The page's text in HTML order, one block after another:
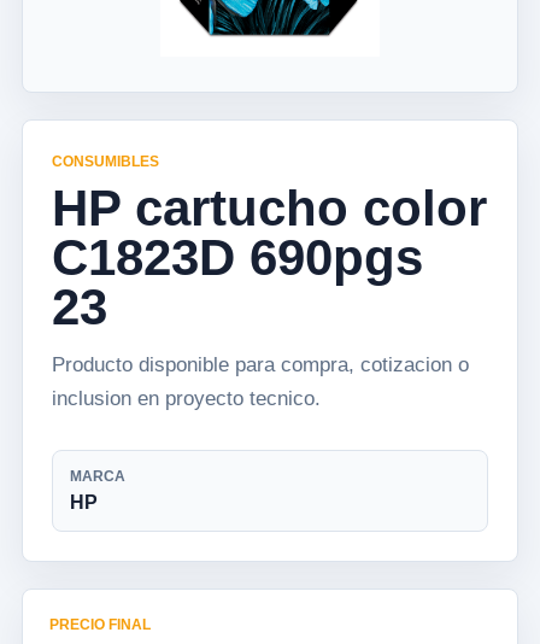
CONSUMIBLES
HP cartucho color
C1823D 690pgs
23
Producto disponible para compra, cotizacion o
inclusion en proyecto tecnico.
MARCA
HP
PRECIO FINAL